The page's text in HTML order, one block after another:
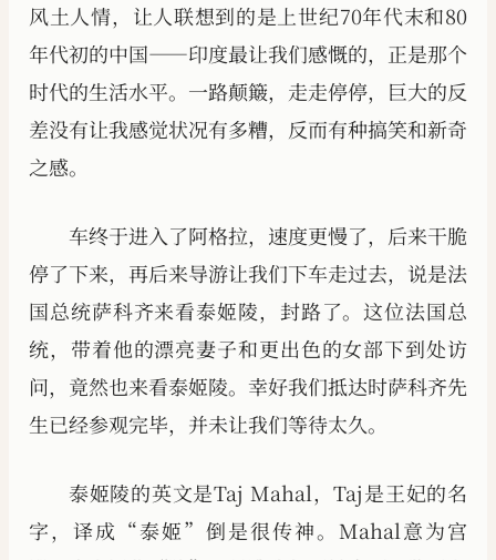
风土人情，让人联想到的是上世纪70年代末和80
年代初的中国——印度最让我们感慨的，正是那个
时代的生活水平。一路颠簸，走走停停，巨大的反
差没有让我感觉状况有多糟，反而有种搞笑和新奇
之感。
车终于进入了阿格拉，速度更慢了，后来干脆
停了下来，再后来导游让我们下车走过去，说是法
国总统萨科齐来看泰姬陵，封路了。这位法国总
统，带着他的漂亮妻子和更出色的女部下到处访
问，竟然也来看泰姬陵。幸好我们抵达时萨科齐先
生已经参观完毕，并未让我们等待太久。
泰姬陵的英文是Taj Mahal，Taj是王妃的名
字，译成“泰姬”倒是很传神。Mahal意为宫